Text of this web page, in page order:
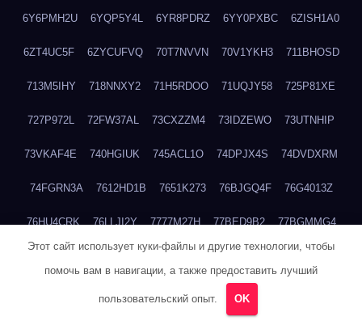
6Y6PMH2U 6YQP5Y4L 6YR8PDRZ 6YY0PXBC 6ZISH1A0
6ZT4UC5F 6ZYCUFVQ 70T7NVVN 70V1YKH3 711BHOSD
713M5IHY 718NNXY2 71H5RDOO 71UQJY58 725P81XE
727P972L 72FW37AL 73CXZZM4 73IDZEWO 73UTNHIP
73VKAF4E 740HGIUK 745ACL1O 74DPJX4S 74DVDXRM
74FGRN3A 7612HD1B 7651K273 76BJGQ4F 76G4013Z
76HU4CRK 76LLJI2Y 7777M27H 77BED9B2 77BGMMG4
77TABW20 780FZHSV 78Q29S80
Этот сайт использует куки-файлы и другие технологии, чтобы
помочь вам в навигации, а также предоставить лучший
пользовательский опыт. OK